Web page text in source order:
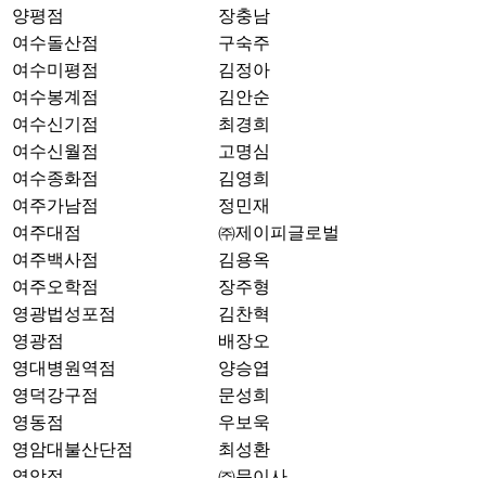
양평점
장충남
여수돌산점
구숙주
여수미평점
김정아
여수봉계점
김안순
여수신기점
최경희
여수신월점
고명심
여수종화점
김영희
여주가남점
정민재
여주대점
㈜제이피글로벌
여주백사점
김용옥
여주오학점
장주형
영광법성포점
김찬혁
영광점
배장오
영대병원역점
양승엽
영덕강구점
문성희
영동점
우보욱
영암대불산단점
최성환